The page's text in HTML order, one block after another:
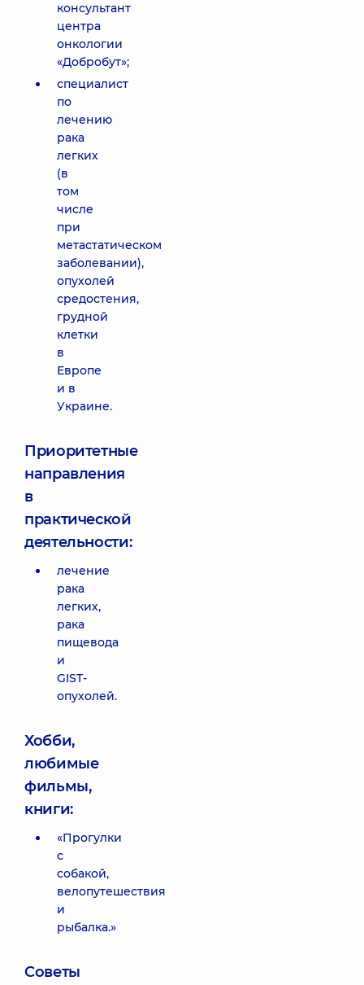
консультант
центра
онкологии
«Добробут»;
специалист
по
лечению
рака
легких
(в
том
числе
при
метастатическом
заболевании),
опухолей
средостения,
грудной
клетки
в
Европе
и в
Украине.
Приоритетные
направления
в
практической
деятельности:
лечение
рака
легких,
рака
пищевода
и
GIST-
опухолей.
Хобби,
любимые
фильмы,
книги:
«Прогулки
с
собакой,
велопутешествия
и
рыбалка.»
Советы